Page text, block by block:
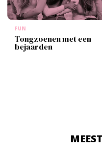
FUN
Tongzoenen met een
bejaarden